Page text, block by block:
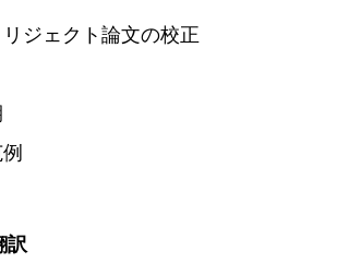
ジェクト論文の校正
訳